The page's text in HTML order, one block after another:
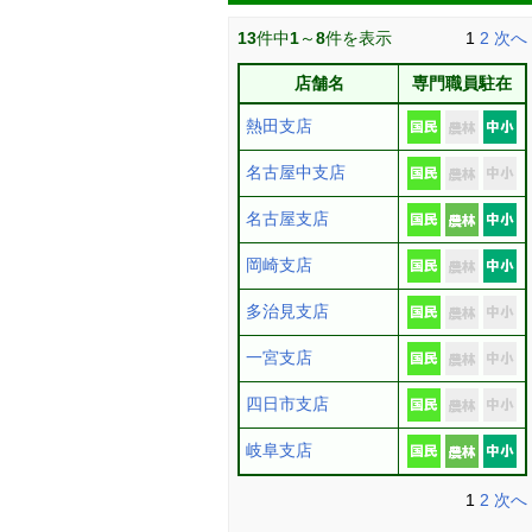
13件中1～8件を表示 1 2 次へ
店舗名 専門職員駐在
熱田支店
名古屋中支店
名古屋支店
岡崎支店
多治見支店
一宮支店
四日市支店
岐阜支店
1 2 次へ